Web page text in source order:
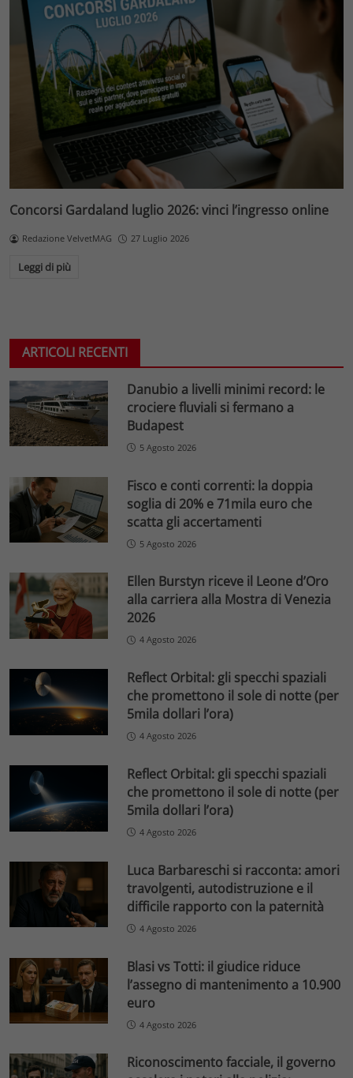
Concorsi Gardaland luglio 2026: vinci l’ingresso online
Redazione VelvetMAG 27 Luglio 2026
Leggi di più
ARTICOLI RECENTI
Danubio a livelli minimi record: le
crociere fluviali si fermano a
Budapest
5 Agosto 2026
Fisco e conti correnti: la doppia
soglia di 20% e 71mila euro che
scatta gli accertamenti
5 Agosto 2026
Ellen Burstyn riceve il Leone d’Oro
alla carriera alla Mostra di Venezia
2026
4 Agosto 2026
Reflect Orbital: gli specchi spaziali
che promettono il sole di notte (per
5mila dollari l’ora)
4 Agosto 2026
Reflect Orbital: gli specchi spaziali
che promettono il sole di notte (per
5mila dollari l’ora)
4 Agosto 2026
Luca Barbareschi si racconta: amori
travolgenti, autodistruzione e il
difficile rapporto con la paternità
4 Agosto 2026
Blasi vs Totti: il giudice riduce
l’assegno di mantenimento a 10.900
euro
4 Agosto 2026
Riconoscimento facciale, il governo